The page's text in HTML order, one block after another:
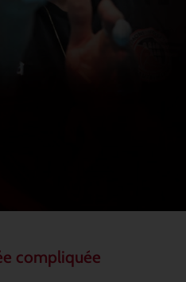
compliquée